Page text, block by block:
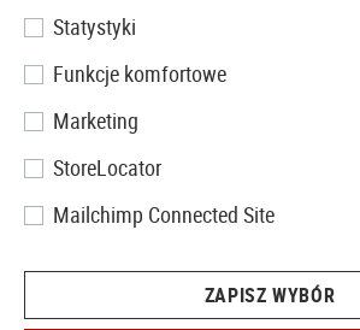
Statystyki
Funkcje komfortowe
Marketing
StoreLocator
Mailchimp Connected Site
ZAPISZ WYBÓR